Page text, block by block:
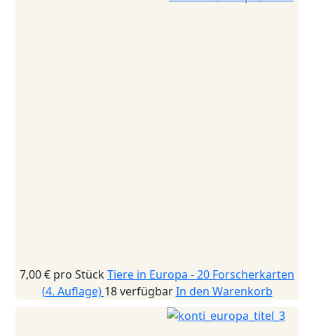
7,00 € pro StückTiere in Europa - 20 Forscherkarten
(4. Auflage) 18 verfügbar In den Warenkorb